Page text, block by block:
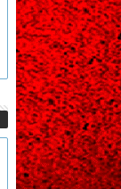
Pedagogikk —
indre og ytre
[Eksamensveiledning]